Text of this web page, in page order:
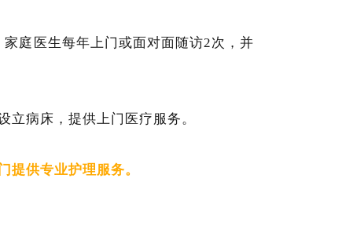
庭医生每年上门或面对面随访2次，并
病床，提供上门医疗服务。
提供专业护理服务。